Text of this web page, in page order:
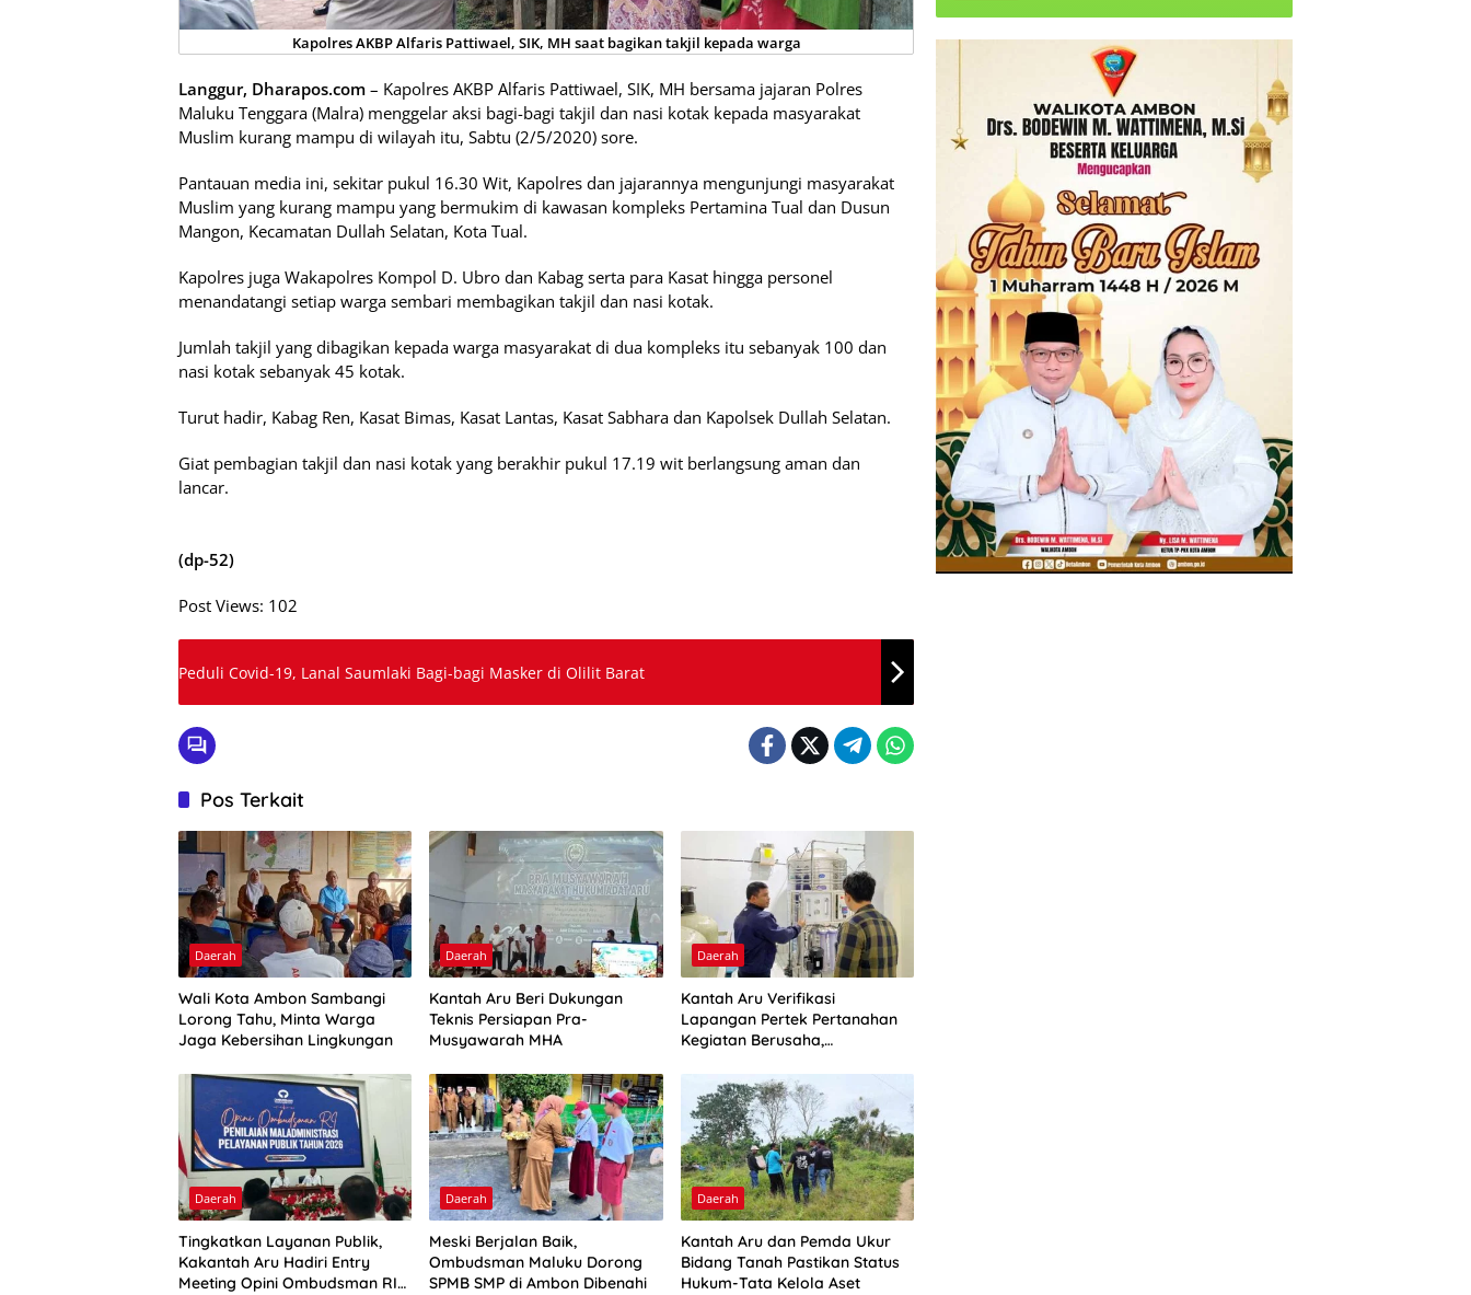
Kapolres AKBP Alfaris Pattiwael, SIK, MH saat bagikan takjil kepada warga
Langgur, Dharapos.com – Kapolres AKBP Alfaris Pattiwael, SIK, MH bersama jajaran Polres
Maluku Tenggara (Malra) menggelar aksi bagi-bagi takjil dan nasi kotak kepada masyarakat
Muslim kurang mampu di wilayah itu, Sabtu (2/5/2020) sore.
Pantauan media ini, sekitar pukul 16.30 Wit, Kapolres dan jajarannya mengunjungi masyarakat
Muslim yang kurang mampu yang bermukim di kawasan kompleks Pertamina Tual dan Dusun
Mangon, Kecamatan Dullah Selatan, Kota Tual.
Kapolres juga Wakapolres Kompol D. Ubro dan Kabag serta para Kasat hingga personel
menandatangi setiap warga sembari membagikan takjil dan nasi kotak.
Jumlah takjil yang dibagikan kepada warga masyarakat di dua kompleks itu sebanyak 100 dan
nasi kotak sebanyak 45 kotak.
Turut hadir, Kabag Ren, Kasat Bimas, Kasat Lantas, Kasat Sabhara dan Kapolsek Dullah Selatan.
Giat pembagian takjil dan nasi kotak yang berakhir pukul 17.19 wit berlangsung aman dan
lancar.
(dp-52)
Post Views: 102
Peduli Covid-19, Lanal Saumlaki Bagi-bagi Masker di Olilit Barat
Pos Terkait
Daerah
Wali Kota Ambon Sambangi
Lorong Tahu, Minta Warga
Jaga Kebersihan Lingkungan
Daerah
Kantah Aru Beri Dukungan
Teknis Persiapan Pra-
Musyawarah MHA
Daerah
Kantah Aru Verifikasi
Lapangan Pertek Pertanahan
Kegiatan Berusaha,
Daerah
Tingkatkan Layanan Publik,
Kakantah Aru Hadiri Entry
Meeting Opini Ombudsman RI
Daerah
Meski Berjalan Baik,
Ombudsman Maluku Dorong
SPMB SMP di Ambon Dibenahi
Daerah
Kantah Aru dan Pemda Ukur
Bidang Tanah Pastikan Status
Hukum-Tata Kelola Aset